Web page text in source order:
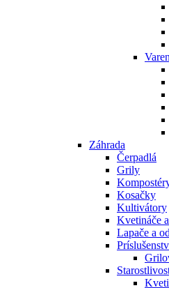
Záhrada
Čerpadlá
Grily
Kosačky
Kultivátory
Kvetináče
Lapače a